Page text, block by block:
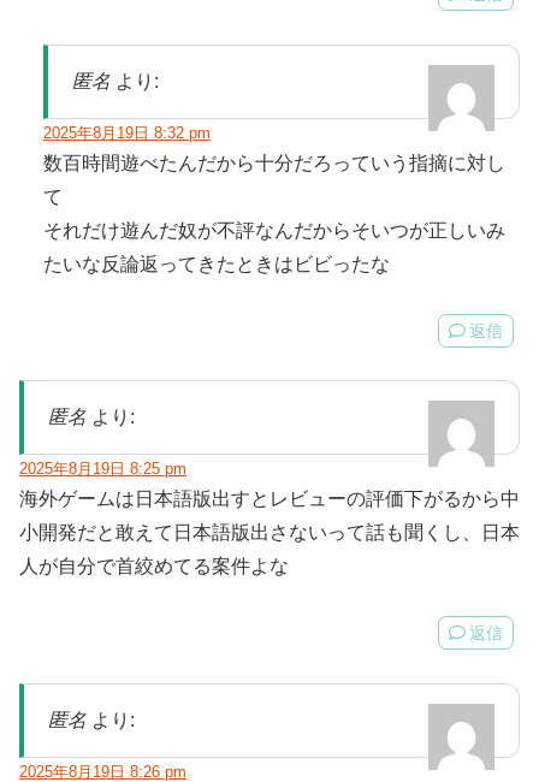
匿名 より:
2025年8月19日 8:32 pm
数百時間遊べたんだから十分だろっていう指摘に対し
て
それだけ遊んだ奴が不評なんだからそいつが正しいみ
たいな反論返ってきたときはビビったな
返信
匿名 より:
2025年8月19日 8:25 pm
海外ゲームは日本語版出すとレビューの評価下がるから中
小開発だと敢えて日本語版出さないって話も聞くし、日本
人が自分で首絞めてる案件よな
返信
匿名 より:
2025年8月19日 8:26 pm